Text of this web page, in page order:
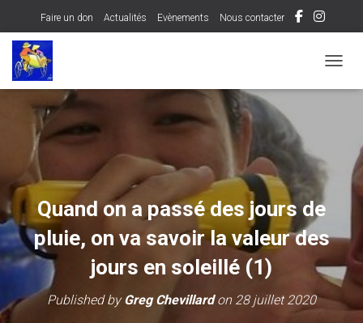
Faire un don Actualités Evènements Nous contacter
Quand on a passé des jours de
pluie, on va savoir la valeur des
jours en soleillé (1)
Published byGreg Chevillardon 28 juillet 2020